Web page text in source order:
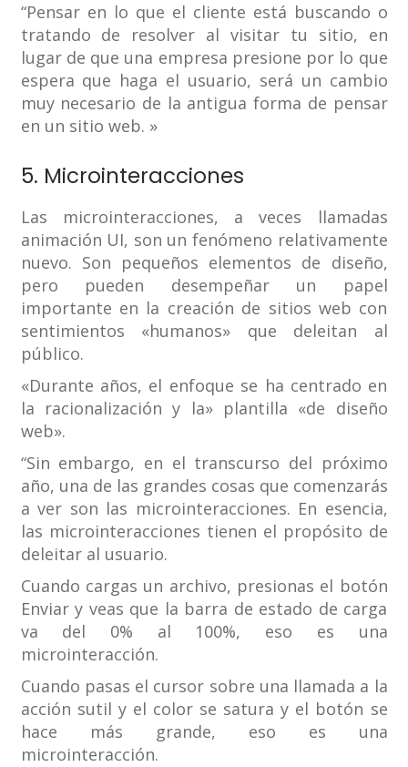
“Pensar en lo que el cliente está buscando o
tratando de resolver al visitar tu sitio, en
lugar de que una empresa presione por lo que
espera que haga el usuario, será un cambio
muy necesario de la antigua forma de pensar
en un sitio web. »
5. Microinteracciones
Las microinteracciones, a veces llamadas
animación UI, son un fenómeno relativamente
nuevo. Son pequeños elementos de diseño,
pero pueden desempeñar un papel
importante en la creación de sitios web con
sentimientos «humanos» que deleitan al
público.
«Durante años, el enfoque se ha centrado en
la racionalización y la» plantilla «de diseño
web».
“Sin embargo, en el transcurso del próximo
año, una de las grandes cosas que comenzarás
a ver son las microinteracciones. En esencia,
las microinteracciones tienen el propósito de
deleitar al usuario.
Cuando cargas un archivo, presionas el botón
Enviar y veas que la barra de estado de carga
va del 0% al 100%, eso es una
microinteracción.
Cuando pasas el cursor sobre una llamada a la
acción sutil y el color se satura y el botón se
hace más grande, eso es una
microinteracción.